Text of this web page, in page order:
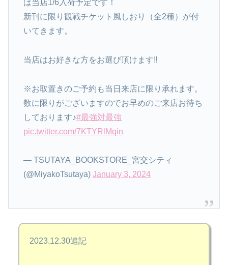
は当店1/6入荷予定です！
新刊に限り観戦チケット風しおり（全2種）が付
いてきます。
当店はお好きな方をお選び頂けます‼️
※お取置きのご予約も当日来店に限り承れます。
数に限りがございますのでお早めのご来店お待ち
しております♪#最強対最強
pic.twitter.com/7KTYRlMqin
— TSUTAYA_BOOKSTORE_宮交シティ
(@MiyakoTsutaya) January 3, 2024
2023.12.30追記